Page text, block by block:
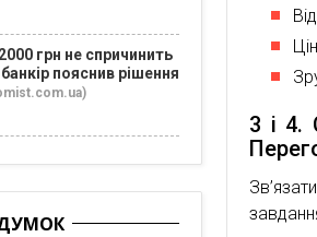
3 і 4.
грн не спричинить
пояснив рішення